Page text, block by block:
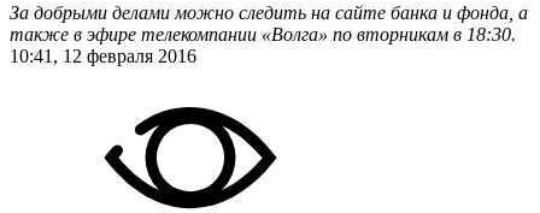
За добрыми делами можно следить на сайте банка и фонда, а
также в эфире телекомпании «Волга» по вторникам в 18:30.
10:41, 12 февраля 2016